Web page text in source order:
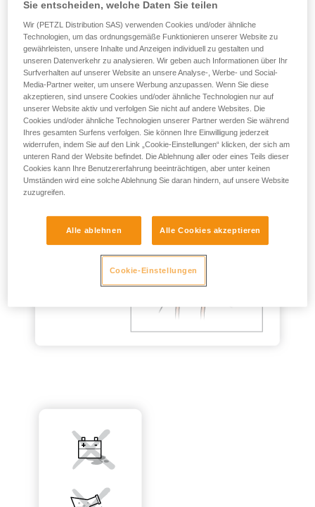
noch andere Techniken, die hier nicht
Sie entscheiden, welche Daten Sie teilen
Wir (PETZL Distribution SAS) verwenden Cookies und/oder ähnliche
Technologien, um das ordnungsgemäße Funktionieren unserer Website zu
gewährleisten, unsere Inhalte und Anzeigen individuell zu gestalten und
unseren Datenverkehr zu analysieren. Wir geben auch Informationen über Ihr
Surfverhalten auf unserer Website an unsere Analyse-, Werbe- und Social-
Media-Partner weiter, um unsere Werbung anzupassen. Wenn Sie diese
akzeptieren, sind unsere Cookies und/oder ähnliche Technologien nur auf
unserer Website aktiv und verfolgen Sie nicht auf andere Websites. Die
Cookies und/oder ähnliche Technologien unserer Partner werden Sie während
Ihres gesamten Surfens verfolgen. Sie können Ihre Einwilligung jederzeit
widerrufen, indem Sie auf den Link „Cookie-Einstellungen“ klicken, der sich am
unteren Rand der Website befindet. Die Ablehnung aller oder eines Teils dieser
Cookies kann Ihre Benutzererfahrung beeinträchtigen, aber unter keinen
Umständen wird eine solche Ablehnung Sie daran hindern, auf unsere Website
zuzugreifen.
Alle ablehnen Alle Cookies akzeptieren
Cookie-Einstellungen